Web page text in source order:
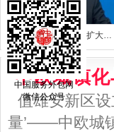
习近平主席宣布 中国扩大开放的重大举措！
中欧城镇
值雄安新区设
量’——中欧城
中国服务外包网
微信公众号